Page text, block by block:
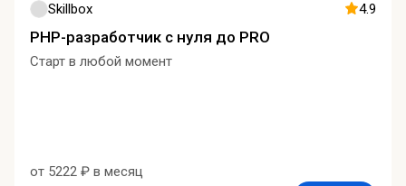
Skillbox 4.9
PHP-разработчик с нуля до PRO
Старт в любой момент
от 5222 ₽ в месяц